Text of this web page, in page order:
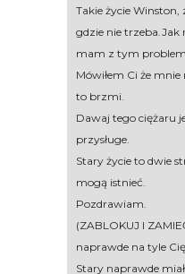
Takie życie
gdzie nie
mam z tym
Mówiłem Ci że
to brzmi.
Dawaj tego ciężaru
przysługe.
Stary życie to dwie
mogą istnieć.
Pozdrawiam.
(ZABLOKUJ I
naprawde na tyle
Stary naprawde